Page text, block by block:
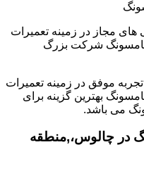
های مجاز در زمینه تعمیرات
سامسونگ شرکت بزرگ
داشتن بیش از ۱۵ سال تجربه موفق در زمینه تعمیرات
بهترین گزینه برای
می باشد.
در چالوس،,منطقه